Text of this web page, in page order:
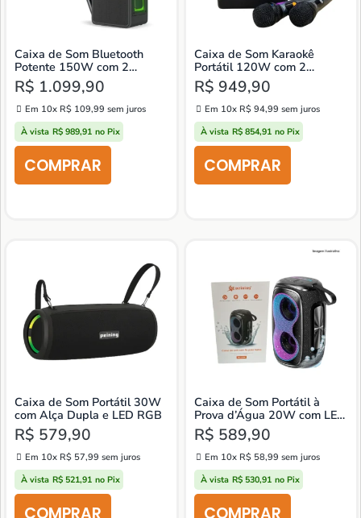
Caixa de Som Bluetooth
Potente 150W com 2
Microfones – Karaokê
Portátil
R$ 1.099,90
Em 10x R$ 109,99 sem juros
À vista R$ 989,91 no Pix
Caixa de Som Karaokê
Portátil 120W com 2
Microfones e LED RGB
R$ 949,90
Em 10x R$ 94,99 sem juros
À vista R$ 854,91 no Pix
Caixa de Som Portátil 30W
com Alça Dupla e LED RGB
R$ 579,90
Em 10x R$ 57,99 sem juros
À vista R$ 521,91 no Pix
Caixa de Som Portátil à
Prova d’Água 20W com LED
RGB
R$ 589,90
Em 10x R$ 58,99 sem juros
À vista R$ 530,91 no Pix